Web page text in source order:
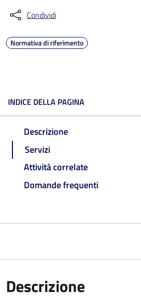
Condividi
Normativa di riferimento
INDICE DELLA PAGINA
Descrizione
Servizi
Attività correlate
Domande frequenti
Descrizione